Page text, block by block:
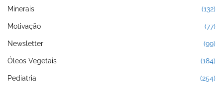
Minerais (132)
Motivação (77)
Newsletter (99)
Óleos Vegetais (184)
Pediatria (254)